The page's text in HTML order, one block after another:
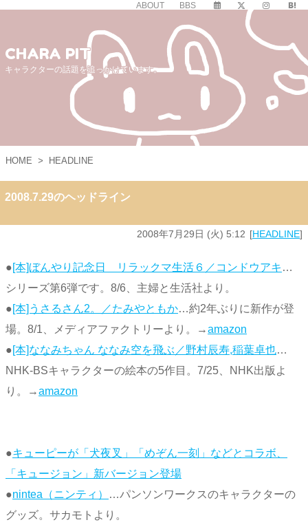
ABOUT BBS
CHARA PIT
キャラクターの話題を追っかけています。
HOME > HEADLINE
2008.7.29のヘッドライン
2008年7月29日 (火) 5:12 HEADLINE
●[本]ぼんやり記念日 リラックマ生活６／コンドウアキ …
シリーズ第6弾です。8/6、主婦と生活社より。
●[本]うさるさん2。／たみやともか…約2年ぶりに新作が登
場。8/1、メディアファクトリーより。→amazon
●[本]ななみちゃん ななみ空を飛ぶ／野村辰寿,稲葉卓也…
NHK-BSキャラクターの絵本の5作目。7/25、NHK出版よ
り。→amazon
●キューピーが「犬夜叉」「めぞん一刻」などとコラボ、
「キュージョン」新バージョン登場
●nintea（ニンティ）
…パンソンワークスのキャラクターの
グッズ。サカモトより。